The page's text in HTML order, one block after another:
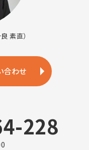
素直）
合わせ
228